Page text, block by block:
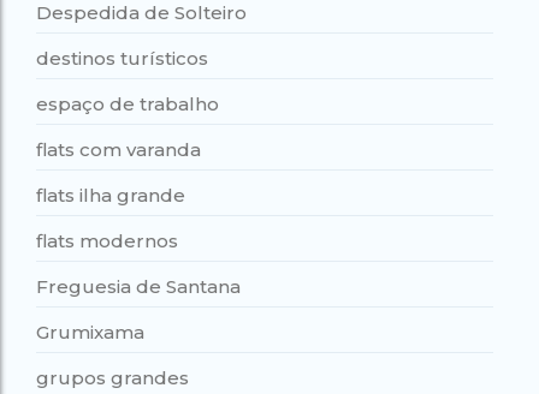
Despedida de Solteiro
destinos turísticos
espaço de trabalho
flats com varanda
flats ilha grande
flats modernos
Freguesia de Santana
Grumixama
grupos grandes